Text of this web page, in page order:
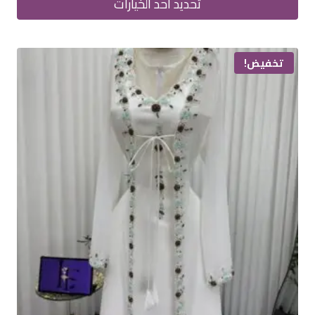
438.00ر.س.
365.00ر.س.
العديد
من
الأشكال
المختلفة
لهذا
المنتج.
يمكن
اختيار
الخيارات
على
صفحة
المنتج
تخفيض!